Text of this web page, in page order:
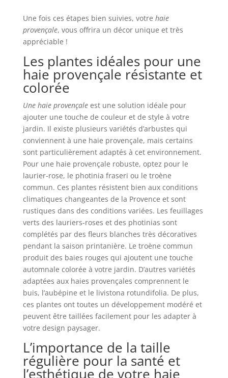
Une fois ces étapes bien suivies, votre haie
provençale, vous offrira un décor unique et très
appréciable !
Les plantes idéales pour une
haie provençale résistante et
colorée
Une haie provençaleest une solution idéale pour
ajouter une touche de couleur et de style à votre
jardin. Il existe plusieurs variétés d’arbustes qui
conviennent à une haie provençale, mais certains
sont particulièrement adaptés à cet environnement.
Pour une haie provençale robuste, optez pour le
laurier-rose, le photinia fraseri ou le troène
commun. Ces plantes résistent bien aux conditions
climatiques changeantes de la Provence et sont
rustiques dans des conditions variées. Les feuillages
verts des lauriers-roses et des photinias sont
complétés par des fleurs blanches très décoratives
pendant la saison printanière. Le troène commun
produit des baies rouges qui ajoutent une touche
automnale colorée à votre jardin. D’autres variétés
adaptées aux haies provençales comprennent le
buis, l’aubépine et le livistona rotundifolia. De plus,
ces plantes ont toutes un développement modéré et
peuvent être taillées facilement pour les adapter à
votre design paysager.
L’importance de la taille
régulière pour la santé et
l’esthétique de votre haie